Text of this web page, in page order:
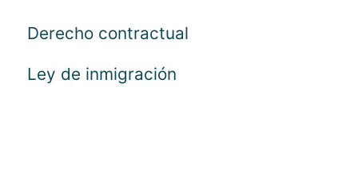
Derecho contractual
Ley de inmigración